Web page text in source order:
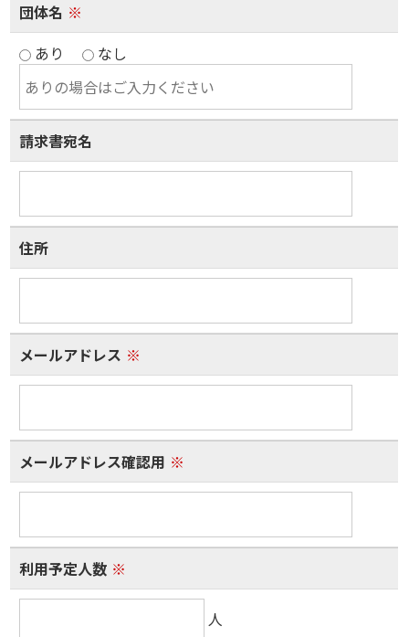
団体名 ※
あり
なし
請求書宛名
住所
メールアドレス ※
メールアドレス確認用 ※
利用予定人数 ※
人